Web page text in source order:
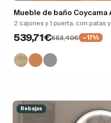
Mueble de baño Coycama
2 cajones y 1 puerta, con patas
539,71€653,40€ −17%
Rebajas